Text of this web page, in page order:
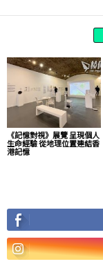
《記憶對視》展覽 呈現個人
生命經驗 從地理位置連結香
港記憶